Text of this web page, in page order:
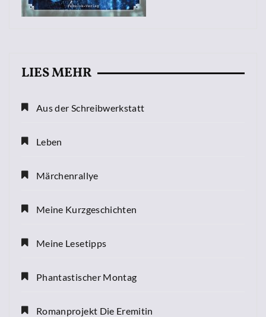
LIES MEHR
Aus der Schreibwerkstatt
Leben
Märchenrallye
Meine Kurzgeschichten
Meine Lesetipps
Phantastischer Montag
Romanprojekt Die Eremitin